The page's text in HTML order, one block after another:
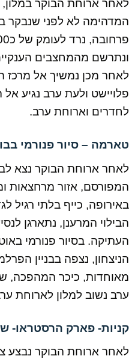
לאחר ארוחת הבוקר במלון,
המדהימה לא לפני שנבקר
ונתרשם מהמחצבים
לאחר מכן נמשיך אל מרכז
פלויישט ולעת ערב נגיע אל
לחדרים וארוחת ערב.
טארמה – סיור פנורמי
לאחר ארוחת הבוקר נצא
המפורסם, אזור מרחצאות
באירופה, כייף בלתי רגיל
הבילוי המרענן, נתארגן
העתיקה. בסיור פנורמי
הניצחון, נצפה בבניין
מאוחדות, כיכר המהפכה,
ערב נשוב למלון לארוחת
קניות- פארק הרסטראו-
לאחר ארוחת הבוקר נבצע